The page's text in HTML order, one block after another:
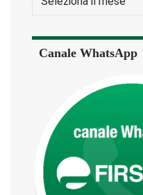
Canale WhatsApp